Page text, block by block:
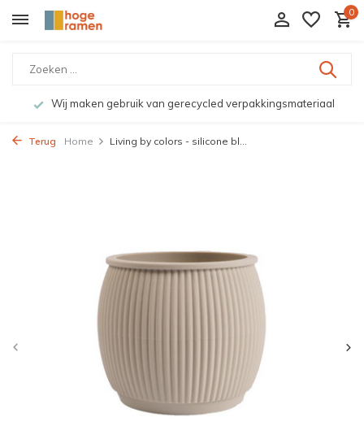
0
Wij maken gebruik van gerecycled verpakkingsmateriaal
Terug Home Living by colors - silicone bl...